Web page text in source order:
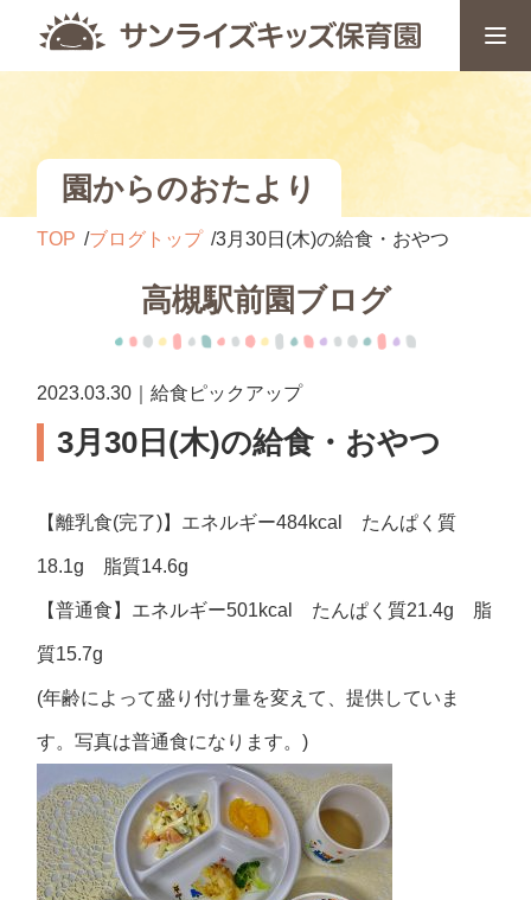
園からのおたより
TOP ブログトップ 3月30日(木)の給食・おやつ
高槻駅前園ブログ
2023.03.30｜給食ピックアップ
3月30日(木)の給食・おやつ
【離乳食(完了)】エネルギー484kcal たんぱく質
18.1g 脂質14.6g
【普通食】エネルギー501kcal たんぱく質21.4g 脂
質15.7g
(年齢によって盛り付け量を変えて、提供していま
す。写真は普通食になります。)